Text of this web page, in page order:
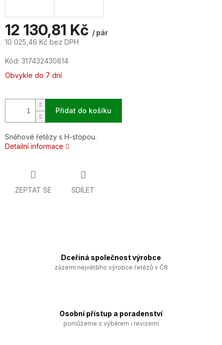
12 130,81 Kč / pár
10 025,46 Kč bez DPH
cena:
Kód: 317432430814
Obvykle do 7 dní
Přidat do košíku
Sněhové řetězy s H-stopou.
Detailní informace
ZEPTAT SE SDÍLET
Dceřiná společnost výrobce
zázemí největšího výrobce řetězů v ČR
Osobní přístup a poradenství
pomůžeme s výběrem i revizemi